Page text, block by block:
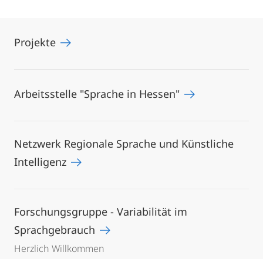
Projekte
Arbeitsstelle "Sprache in Hessen"
Netzwerk Regionale Sprache und Künstliche
Intelligenz
Forschungsgruppe - Variabilität im
Sprachgebrauch
Herzlich Willkommen